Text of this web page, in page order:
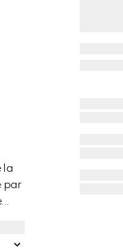
la
par